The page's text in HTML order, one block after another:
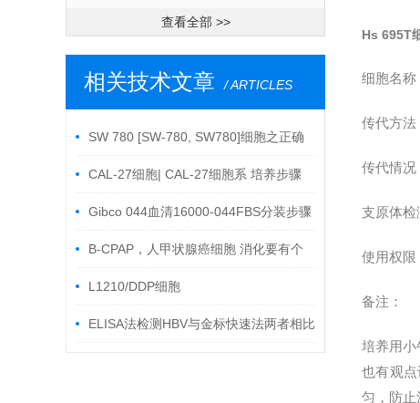
查看全部 >>
相关技术文章 / ARTICLES
SW 780 [SW-780, SW780]细胞之正确
转染CAL-27细胞| CAL-27细胞系 培养步骤
Gibco 044血清16000-044FBS分装步骤
B-CPAP，人甲状腺癌细胞 消化要有个
度 L1210/DDP细胞
ELISA法检测HBV与金标快速法两者相比
Hs 695T
细胞名称
传代方法
传代情况
支原体检
使用权限
备注：
培养用小
也有观
匀，防止